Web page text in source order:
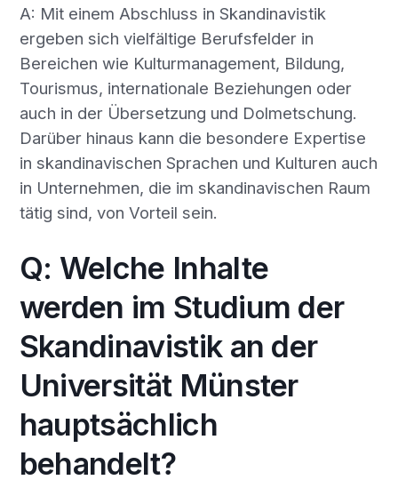
A: Mit einem Abschluss in Skandinavistik
ergeben sich vielfältige Berufsfelder in
Bereichen wie Kulturmanagement, Bildung,
Tourismus, internationale Beziehungen oder
auch in der Übersetzung und Dolmetschung.
Darüber hinaus kann die besondere Expertise
in skandinavischen Sprachen und Kulturen auch
in Unternehmen, die im skandinavischen Raum
tätig sind, von Vorteil sein.
Q: Welche Inhalte
werden im Studium der
Skandinavistik an der
Universität Münster
hauptsächlich
behandelt?